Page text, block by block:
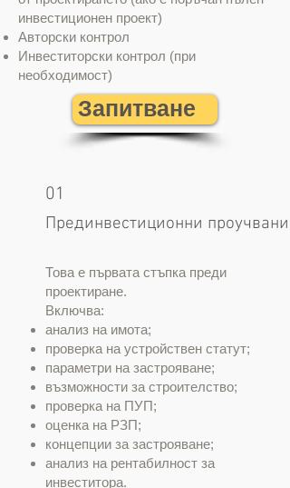
инвестиционен проект)
Авторски контрол
Инвеститорски контрол (при
необходимост)
Запитване
01
Прединвестиционни проучвания
Това е първата стъпка преди
проектиране.
Включва:
анализ на имота;
проверка на устройствен статут;
параметри на застрояване;
възможности за строителство;
проверка на ПУП;
оценка на РЗП;
концепции за застрояване;
анализ на рентабилност за
инвеститора.